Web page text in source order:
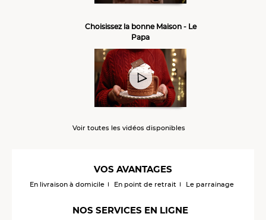
Choisissez la bonne Maison - Le
Papa
Voir toutes les vidéos disponibles
VOS AVANTAGES
En livraison à domicile En point de retrait Le parrainage
NOS SERVICES EN LIGNE